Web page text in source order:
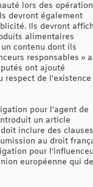
lors des
devront également
Ils devront
alimentaires
contenu dont ils
responsables » a
ont ajouté
de l’existence
pour l’agent de
un article
inclure des clauses
au droit
pour
européenne qui